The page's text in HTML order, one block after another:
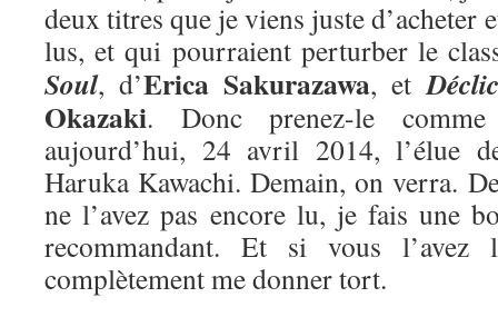
deux titres que je viens juste d’acheter
lus, et qui pourraient perturber le
Soul, d’Erica Sakurazawa, et
Okazaki. Donc prenez-le
aujourd’hui, 24 avril 2014, l’élue
Haruka Kawachi. Demain, on verra.
ne l’avez pas encore lu, je fais une
recommandant. Et si vous l’avez
complètement me donner tort.